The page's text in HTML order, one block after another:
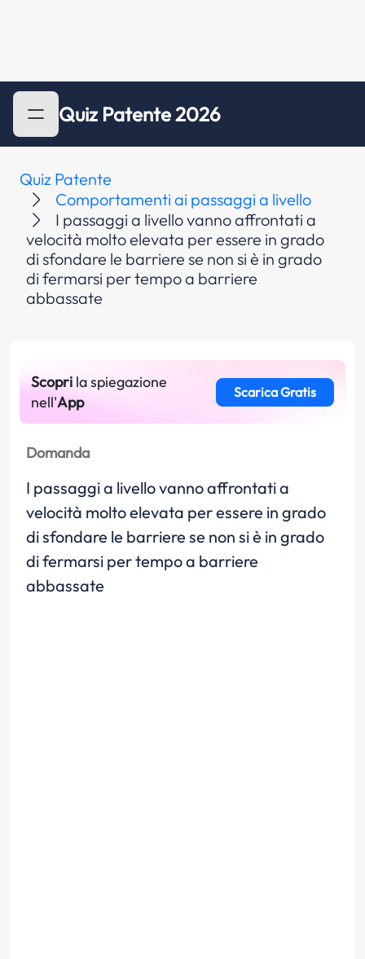
Quiz Patente 2026
Quiz Patente
Comportamenti ai passaggi a livello
I passaggi a livello vanno affrontati a
velocità molto elevata per essere in grado
di sfondare le barriere se non si è in grado
di fermarsi per tempo a barriere
abbassate
Scopri la spiegazione
nell'App
Scarica Gratis
Domanda
I passaggi a livello vanno affrontati a
velocità molto elevata per essere in grado
di sfondare le barriere se non si è in grado
di fermarsi per tempo a barriere
abbassate